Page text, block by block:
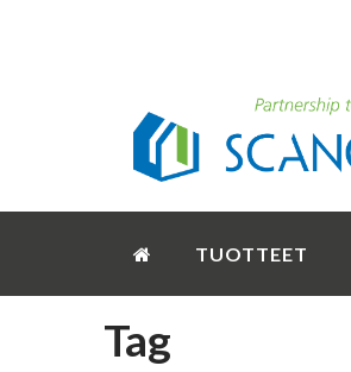
TUOTTEET
Tag